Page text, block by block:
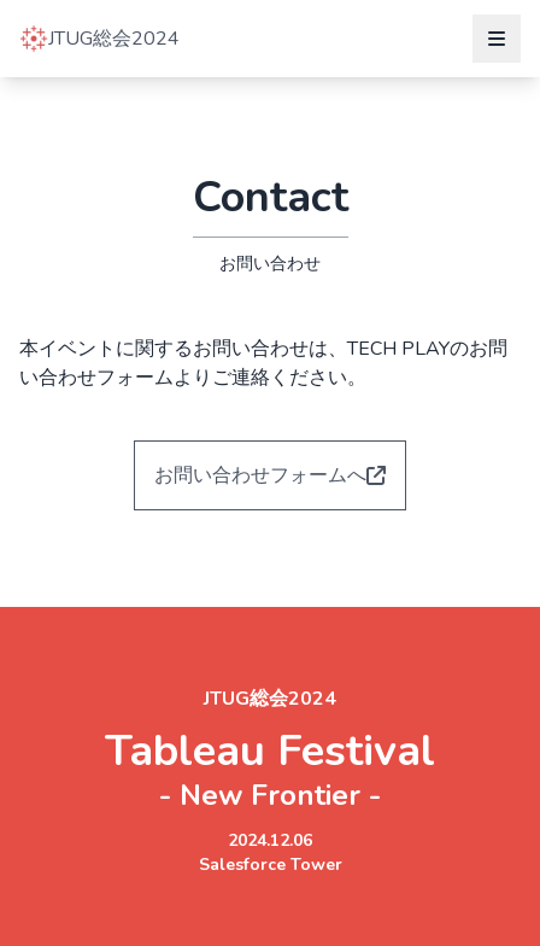
JTUG総会2024
Contact
お問い合わせ
本イベントに関するお問い合わせは、TECH PLAYのお問
い合わせフォームよりご連絡ください。
お問い合わせフォームへ
JTUG総会2024
Tableau Festival
- New Frontier -
2024.12.06
Salesforce Tower